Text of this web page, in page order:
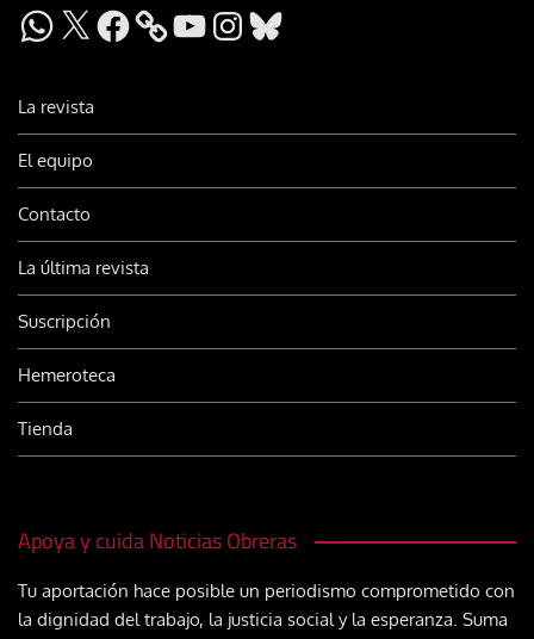
WhatsApp
X Facebook YouTubeInstagram
Bluesky
La revista
El equipo
Contacto
La última revista
Suscripción
Hemeroteca
Tienda
Apoya y cuida Noticias Obreras
Tu aportación hace posible un periodismo comprometido con
la dignidad del trabajo, la justicia social y la esperanza. Suma